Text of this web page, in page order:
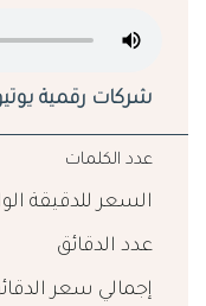
شركات رقمية
عدد الكلمات
السعر للدقيقة
عدد الدقائق
إجمالي سعر